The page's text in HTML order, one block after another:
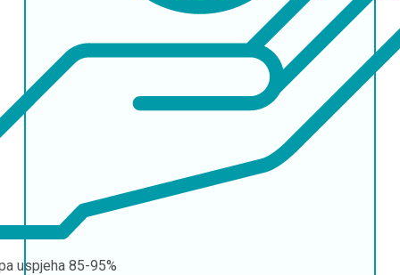
uspjeha 85-95%